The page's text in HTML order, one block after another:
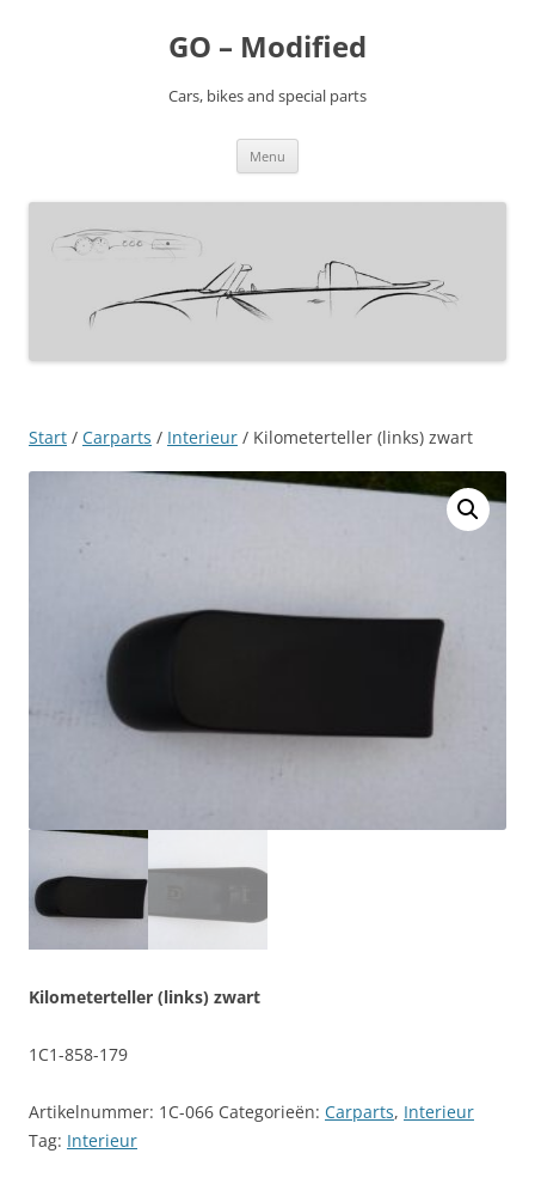
GO – Modified
Cars, bikes and special parts
Menu
Start / Carparts / Interieur / Kilometerteller (links) zwart
Kilometerteller (links) zwart
1C1-858-179
Artikelnummer: 1C-066 Categorieën: Carparts, Interieur
Tag: Interieur